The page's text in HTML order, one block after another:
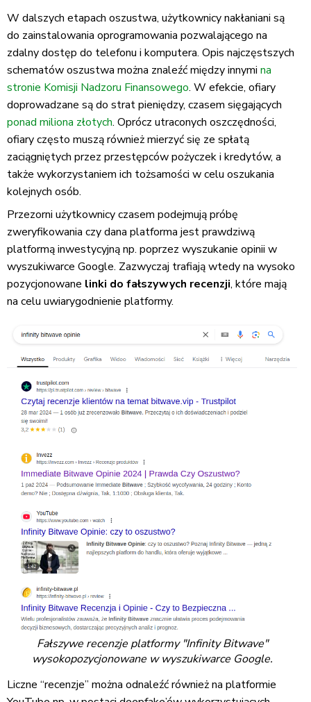
W dalszych etapach oszustwa, użytkownicy nakłaniani są
do zainstalowania oprogramowania pozwalającego na
zdalny dostęp do telefonu i komputera. Opis najczęstszych
schematów oszustwa można znaleźć między innymi na
stronie Komisji Nadzoru Finansowego. W efekcie, ofiary
doprowadzane są do strat pieniędzy, czasem sięgających
ponad miliona złotych. Oprócz utraconych oszczędności,
ofiary często muszą również mierzyć się ze spłatą
zaciągniętych przez przestępców pożyczek i kredytów, a
także wykorzystaniem ich tożsamości w celu oszukania
kolejnych osób.
Przezorni użytkownicy czasem podejmują próbę
zweryfikowania czy dana platforma jest prawdziwą
platformą inwestycyjną np. poprzez wyszukanie opinii w
wyszukiwarce Google. Zazwyczaj trafiają wtedy na wysoko
pozycjonowane linki do fałszywych recenzji, które mają
na celu uwiarygodnienie platformy.
Fałszywe recenzje platformy "Infinity Bitwave"
wysokopozycjonowane w wyszukiwarce Google.
Liczne “recenzje” można odnaleźć również na platformie